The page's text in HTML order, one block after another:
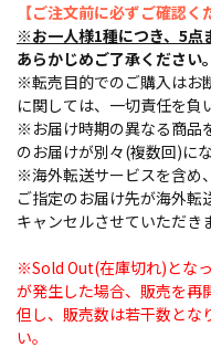
【ご注文前に必ずご確認く
※お一人様1種につき、5点
あらかじめご了承ください。
※転売目的でのご購入はお
に関しては、一切責任を負
※お届け時期の異なる商品
のお届けが別々(複数回)に
※海外転送サービスを含め
ご指定のお届け先が海外転
キャンセルさせていただき
※Sold Out(在庫切れ)とな
が発生した場合、販売を再
但し、販売数は若干数とな
い。